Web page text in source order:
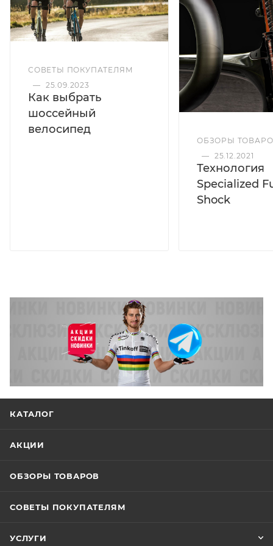
СОВЕТЫ ПОКУПАТЕЛЯМ
— 25.09.2023
Как выбрать
шоссейный
велосипед
ОБЗОРЫ
— 25.12.2021
Технология
Specialized
Shock
КАТАЛОГ
АКЦИИ
ОБЗОРЫ ТОВАРОВ
СОВЕТЫ ПОКУПАТЕЛЯМ
УСЛУГИ